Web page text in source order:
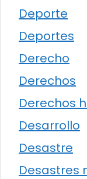
Deporte
Deportes
Derecho
Derechos
Derechos
Desarrollo
Desastre
Desastres